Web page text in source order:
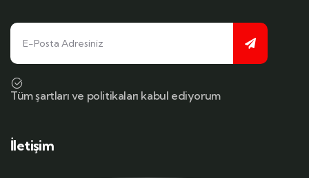
Tüm şartları ve politikaları kabul ediyorum
İletişim